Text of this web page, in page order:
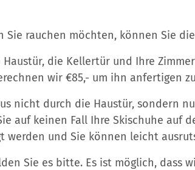
Sie rauchen möchten, können Sie
Haustür, die Kellertür und Ihre
wir €85,- um ihn anfertigen
nicht durch die Haustür, sondern
auf keinen Fall Ihre Skischuhe auf
werden und Sie können leicht
Sie es bitte. Es ist möglich, dass